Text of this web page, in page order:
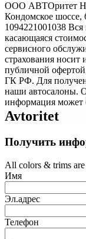
ООО АВТОритет НК
Кондомское
1094221001038
касающаяся
сервисного
страхования носит
публичной
ГК РФ. Для
наши автосалоны.
информация может
Avtoritet
Получить
All colors & trims
Имя
Эл.адрес
Телефон